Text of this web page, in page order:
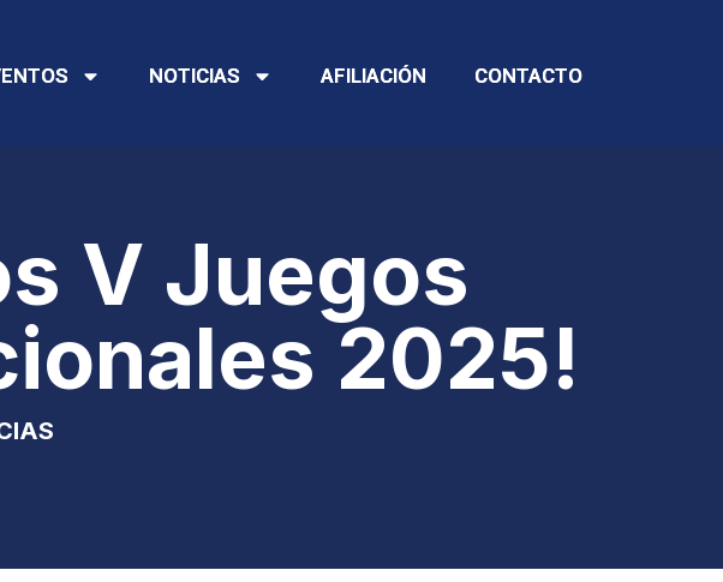
NOTICIAS AFILIACIÓN CONTACTO
NOTICIAS AFILIACIÓN CONTACTO
V Juegos
2025!